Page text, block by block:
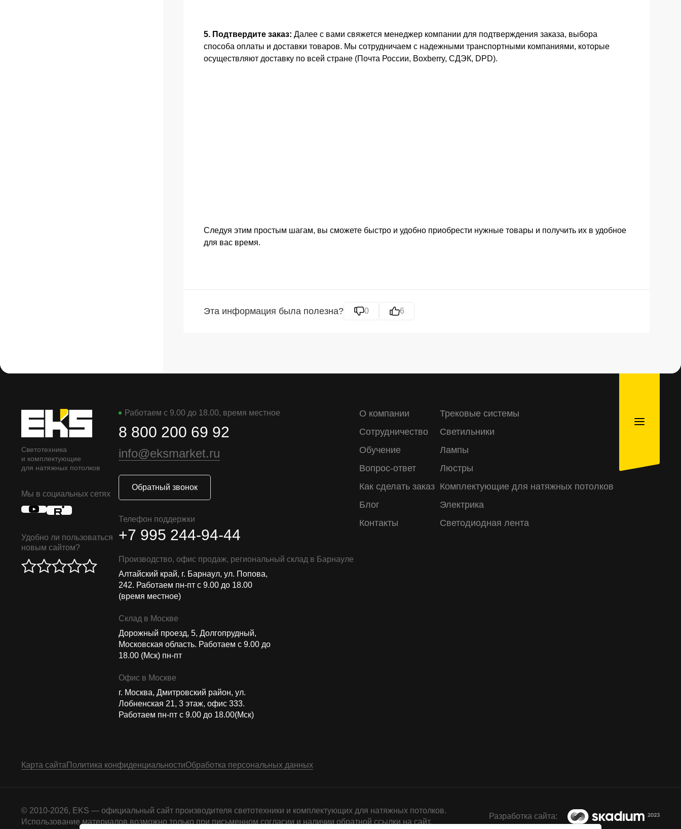
5. Подтвердите заказ: Далее с вами свяжется менеджер компании для подтверждения заказа, выбора
способа оплаты и доставки товаров. Мы сотрудничаем с надежными транспортными компаниями, которые
осуществляют доставку по всей стране (Почта России, Boxberry, CДЭК, DPD).
Следуя этим простым шагам, вы сможете быстро и удобно приобрести нужные товары и получить их в удобное
для вас время.
Эта информация была полезна? 0 6
Светотехника
и комплектующие
для натяжных потолков
Мы в социальных сетях
Удобно ли пользоваться
новым сайтом?
Работаем с 9.00 до 18.00, время местное
8 800 200 69 92
info@eksmarket.ru
Обратный звонок
Телефон поддержки
+7 995 244-94-44
Производство, офис продаж, региональный склад в Барнауле
Алтайский край, г. Барнаул, ул. Попова,
242. Работаем пн-пт с 9.00 до 18.00
(время местное)
Склад в Москве
Дорожный проезд, 5, Долгопрудный,
Московская область. Работаем с 9.00 до
18.00 (Мск) пн-пт
Офис в Москве
г. Москва, Дмитровский район, ул.
Лобненская 21​, 3 этаж, офис 333.
Работаем пн-пт c 9.00 до 18.00(Мск)
О компании
Сотрудничество
Обучение
Вопрос-ответ
Как сделать заказ
Блог
Контакты
Трековые системы
Светильники
Лампы
Люстры
Комплектующие для натяжных потолков
Электрика
Светодиодная лента
Карта сайта Политика конфиденциальностиОбработка персональных данных
© 2010-2026, EKS — официальный сайт производителя светотехники и комплектующих для натяжных потолков.
Использование материалов возможно только при письменном согласии и наличии обратной ссылки на сайт.
Разработка сайта: